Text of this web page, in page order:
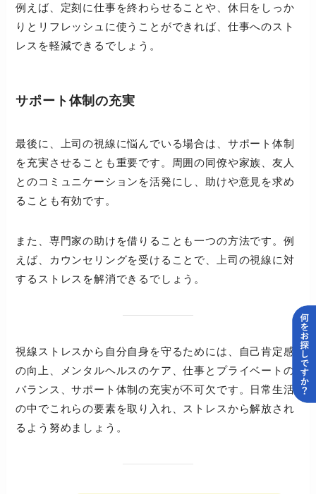
例えば、定刻に仕事を終わらせることや、休日をしっか
りとリフレッシュに使うことができれば、仕事へのスト
レスを軽減できるでしょう。
サポート体制の充実
最後に、上司の視線に悩んでいる場合は、サポート体制
を充実させることも重要です。周囲の同僚や家族、友人
とのコミュニケーションを活発にし、助けや意見を求め
ることも有効です。
また、専門家の助けを借りることも一つの方法です。例
えば、カウンセリングを受けることで、上司の視線に対
するストレスを解消できるでしょう。
視線ストレスから自分自身を守るためには、自己肯定感
の向上、メンタルヘルスのケア、仕事とプライベートの
バランス、サポート体制の充実が不可欠です。日常生活
の中でこれらの要素を取り入れ、ストレスから解放され
るよう努めましょう。